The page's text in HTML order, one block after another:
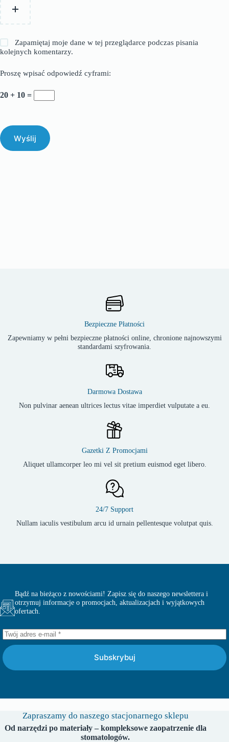
Zapamiętaj moje dane w tej przeglądarce podczas pisania
kolejnych komentarzy.
Proszę wpisać odpowiedź cyframi:
20 + 10 =
Wyślij
Bezpieczne Płatności
Zapewniamy w pełni bezpieczne płatności online, chronione najnowszymi
standardami szyfrowania.
Darmowa Dostawa
Non pulvinar aenean ultrices lectus vitae imperdiet vulputate a eu.
Gazetki Z Promocjami
Aliquet ullamcorper leo mi vel sit pretium euismod eget libero.
24/7 Support
Nullam iaculis vestibulum arcu id urnain pellentesque volutpat quis.
Bądź na bieżąco z nowościami! Zapisz się do naszego newslettera i
otrzymuj informacje o promocjach, aktualizacjach i wyjątkowych
ofertach.
Subskrybuj
Zapraszamy do naszego stacjonarnego sklepu
Od narzędzi po materiały – kompleksowe zaopatrzenie dla
stomatologów.